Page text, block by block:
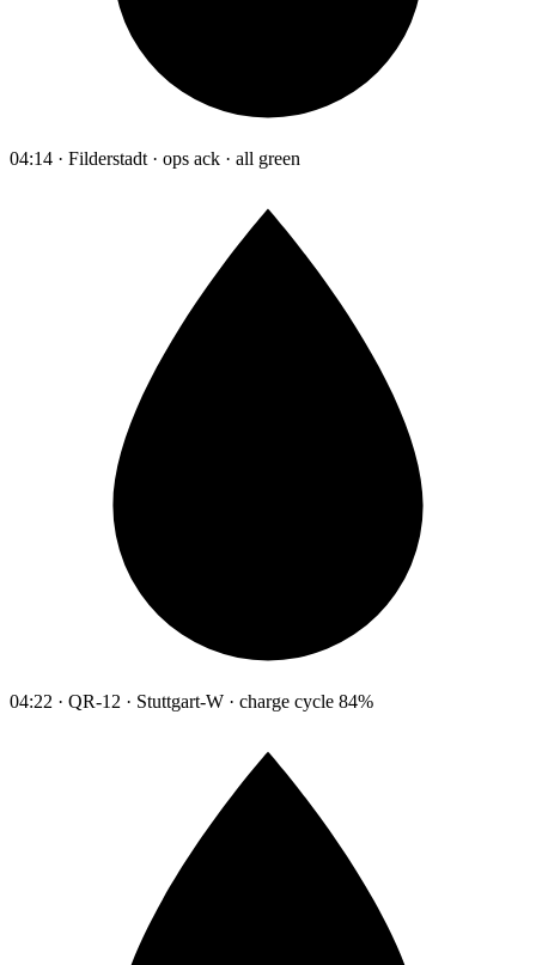
04:14 · Filderstadt · ops ack · all green
04:22 · QR-12 · Stuttgart-W · charge cycle 84%